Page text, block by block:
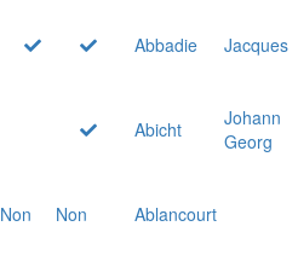
Abbadie
Jacques
Abicht
Johann
Georg
Non Non
Ablancourt